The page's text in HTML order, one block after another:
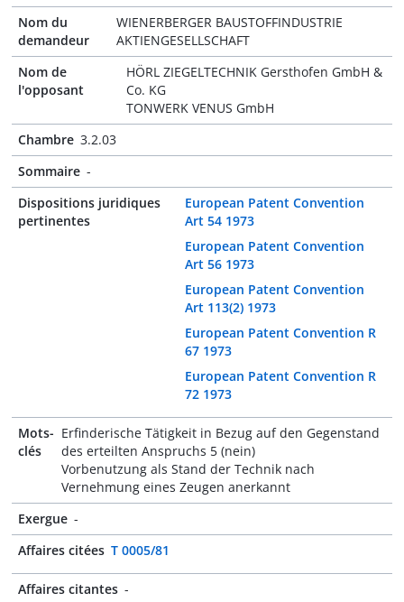
Nom du
demandeur
WIENERBERGER BAUSTOFFINDUSTRIE
AKTIENGESELLSCHAFT
Nom de
l'opposant
HÖRL ZIEGELTECHNIK Gersthofen GmbH &
Co. KG
TONWERK VENUS GmbH
Chambre 3.2.03
Sommaire -
Dispositions juridiques
pertinentes
European Patent Convention
Art 54 1973
European Patent Convention
Art 56 1973
European Patent Convention
Art 113(2) 1973
European Patent Convention R
67 1973
European Patent Convention R
72 1973
Mots-
clés
Erfinderische Tätigkeit in Bezug auf den Gegenstand
des erteilten Anspruchs 5 (nein)
Vorbenutzung als Stand der Technik nach
Vernehmung eines Zeugen anerkannt
Exergue -
Affaires citées T 0005/81
Affaires citantes -